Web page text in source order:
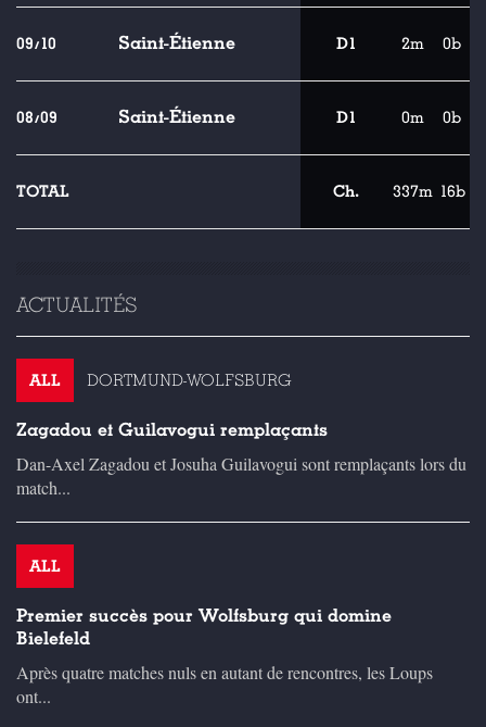
09/10 Saint-Étienne D1 2m 0b
08/09 Saint-Étienne D1 0m 0b
TOTAL Ch. 337m 16b
ACTUALITÉS
ALL DORTMUND-WOLFSBURG
Zagadou et Guilavogui remplaçants
Dan-Axel Zagadou et Josuha Guilavogui sont remplaçants lors du
match...
ALL
Premier succès pour Wolfsburg qui domine
Bielefeld
Après quatre matches nuls en autant de rencontres, les Loups
ont...